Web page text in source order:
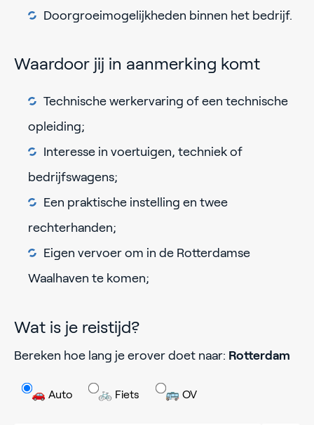
Doorgroeimogelijkheden binnen het bedrijf.
Waardoor jij in aanmerking komt
Technische werkervaring of een technische
opleiding;
Interesse in voertuigen, techniek of
bedrijfswagens;
Een praktische instelling en twee
rechterhanden;
Eigen vervoer om in de Rotterdamse
Waalhaven te komen;
Wat is je reistijd?
Bereken hoe lang je erover doet naar: Rotterdam
🚗 Auto 🚲 Fiets 🚌 OV